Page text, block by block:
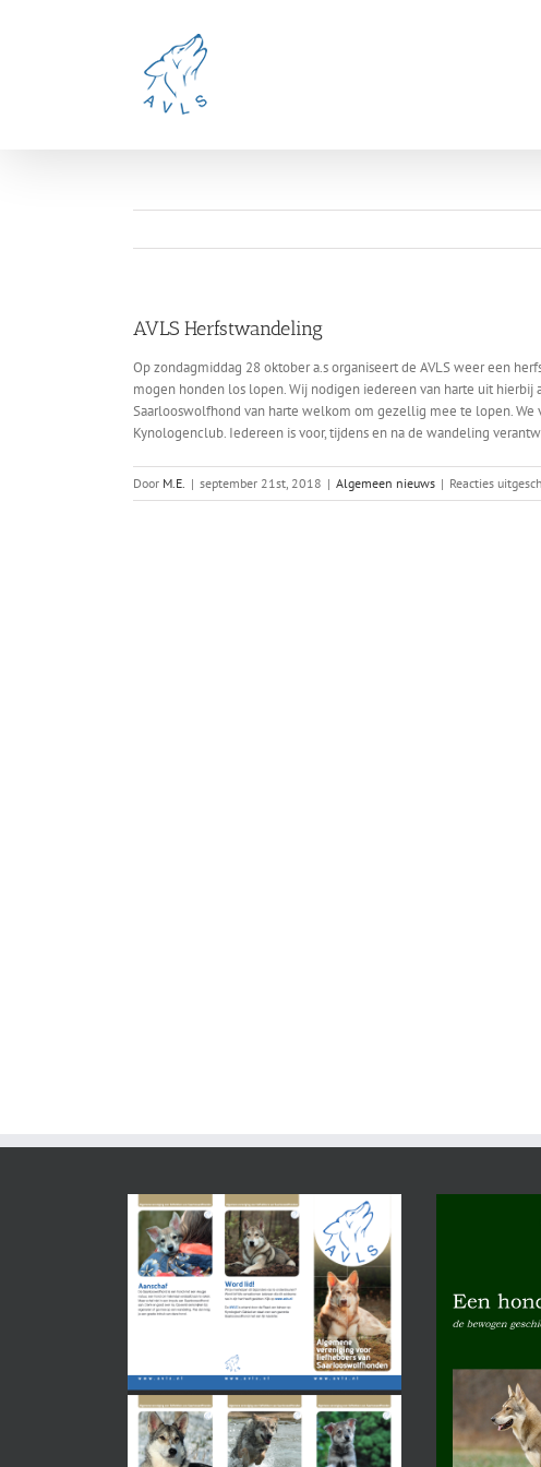
AVLS Herfstwandeling
Op zondagmiddag 28 oktober a.s organiseert de AVLS weer een
mogen honden los lopen. Wij nodigen iedereen van harte uit
Saarlooswolfhond van harte welkom om gezellig mee te lopen.
Kynologenclub. Iedereen is voor, tijdens en na de wandeling
Door M.E. | september 21st, 2018 | Algemeen nieuws | Reacties